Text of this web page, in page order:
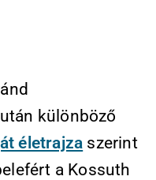
különböző
életrajza szerint
a Kossuth